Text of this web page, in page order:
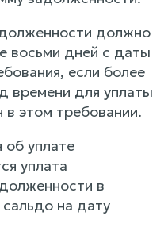
должно
восьми дней с даты
если более
времени для уплаты
в этом требовании.
об уплате
уплата
в
на дату